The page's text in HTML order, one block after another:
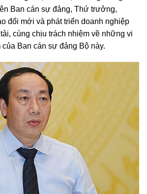
Ban cán sự đảng, Thứ trưởng,
đổi mới và phát triển doanh nghiệp
cùng chịu trách nhiệm về những vi
của Ban cán sự đảng Bộ này.